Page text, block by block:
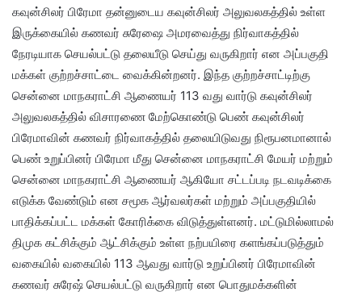
கவுன்சிலர் பிரேமா தன்னுடைய கவுன்சிலர் அலுவலகத்தில் உள்ள
இருக்கையில் கணவர் சுரேஷை அமரவைத்து நிர்வாகத்தில்
நேரடியாக செயல்பட்டு தலையீடு செய்து வருகிறார் என அப்பகுதி
மக்கள் குற்றச்சாட்டை வைக்கின்றனர். இந்த குற்றச்சாட்டிற்கு
சென்னை மாநகராட்சி ஆணையர் 113 வது வார்டு கவுன்சிலர்
அலுவலகத்தில் விசாரணை மேற்கொண்டு பெண் கவுன்சிலர்
பிரேமாவின் கணவர் நிர்வாகத்தில் தலையிடுவது நிரூபனமானால்
பெண் உறுப்பினர் பிரேமா மீது சென்னை மாநகராட்சி மேயர் மற்றும்
சென்னை மாநகராட்சி ஆணையர் ஆகியோ சட்டப்படி நடவடிக்கை
எடுக்க வேண்டும் என சமூக ஆர்வலர்கள் மற்றும் அப்பகுதியில்
பாதிக்கப்பட்ட மக்கள் கோரிக்கை விடுத்துள்ளனர். மட்டுமில்லாமல்
திமுக கட்சிக்கும் ஆட்சிக்கும் உள்ள நற்பயிரை களங்கப்படுத்தும்
வகையில் வகையில் 113 ஆவது வார்டு உறுப்பினர் பிரேமாவின்
கணவர் சுரேஷ் செயல்பட்டு வருகிறார் என பொதுமக்களின்